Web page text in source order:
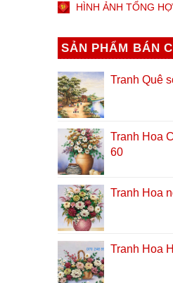
HÌNH ẢNH TỔNG
SẢN PHẨM BÁN
Tranh Quê
Tranh Hoa
60
Tranh Hoa
Tranh Hoa